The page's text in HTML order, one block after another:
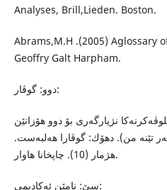
Analyses, Brill,Lieden. Boston.
Abrams,M.H .(2005) Aglossary
Geoffry Galt Harpham.
دوو: گوڤار:
عبدالله‌ (2013). شلوڤه‌كرنه‌كا نژیارگه‌رى بۆ دوو هۆزانێن
تێنه‌ من). دهۆك: گوڤارا هه‌لبه‌ست.
هژمار (10). چاپخانا هاوار.
سێ: نامێن ئه‌كادیمى: